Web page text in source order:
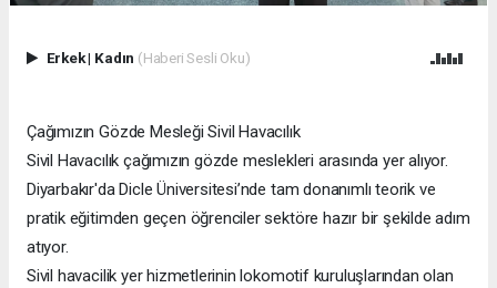
Erkek| Kadın (Haberi Sesli Oku)
Çağımızın Gözde Mesleği Sivil Havacılık
Sivil Havacılık çağımızın gözde meslekleri arasında yer alıyor.
Diyarbakır'da Dicle Üniversitesi’nde tam donanımlı teorik ve
pratik eğitimden geçen öğrenciler sektöre hazır bir şekilde adım
atıyor.
Sivil havacilik yer hizmetlerinin lokomotif kuruluşlarından olan